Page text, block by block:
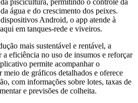
piscicultura, permitindo o controle da
água e do crescimento dos peixes.
Android, o app atende à
em tanques-rede e viveiros.
mais sustentável e rentável, a
a eficiência no uso de insumos e reforçar
permite acompanhar o
meio de gráficos detalhados e oferece
com informações sobre lotes, taxas de
e previsões de colheita.